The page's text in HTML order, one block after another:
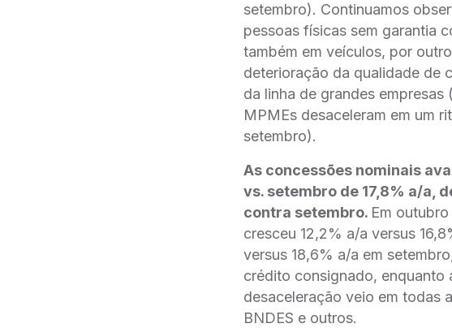
setembro). Continuamos
pessoas físicas sem garantia
também em veículos, por
deterioração da qualidade de
da linha de grandes
MPMEs desaceleram em um
setembro).
As concessões nominais
vs. setembro de 17,8% a/a,
contra setembro. Em
cresceu 12,2% a/a versus
versus 18,6% a/a em
crédito consignado, enquanto
desaceleração veio em todas
BNDES e outros.